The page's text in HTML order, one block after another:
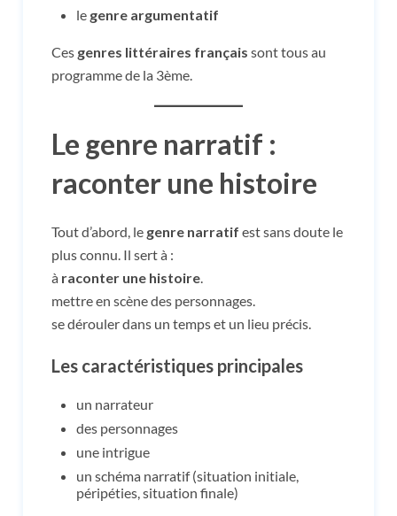
le genre argumentatif
Ces genres littéraires français sont tous au
programme de la 3ème.
Le genre narratif :
raconter une histoire
Tout d’abord, le genre narratif est sans doute le
plus connu. Il sert à :
à raconter une histoire
mettre en scène des personnages.
se dérouler dans un temps et un lieu précis.
Les caractéristiques principales
un narrateur
des personnages
une intrigue
un schéma narratif (situation initiale,
péripéties, situation finale)